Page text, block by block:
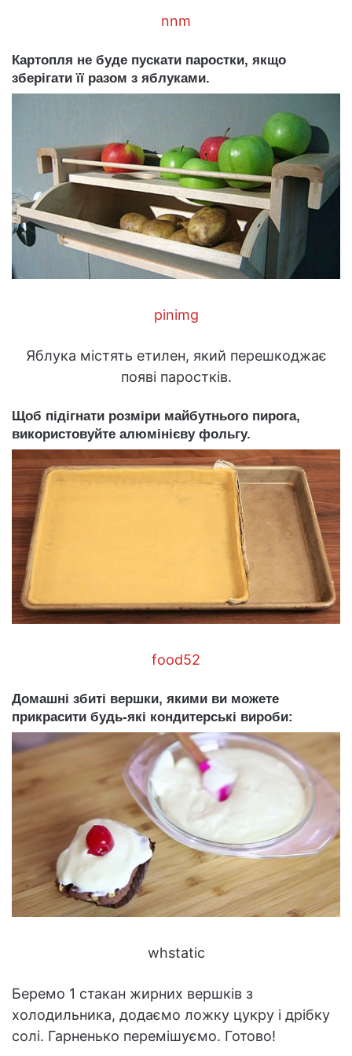
nnm
Картопля не буде пускати паростки, якщо
зберігати її разом з яблуками.
pinimg
Яблука містять етилен, який перешкоджає
появі паростків.
Щоб підігнати розміри майбутнього пирога,
використовуйте алюмінієву фольгу.
food52
Домашні збиті вершки, якими ви можете
прикрасити будь-які кондитерські вироби:
whstatic
Беремо 1 стакан жирних вершків з
холодильника, додаємо ложку цукру і дрібку
солі. Гарненько перемішуємо. Готово!